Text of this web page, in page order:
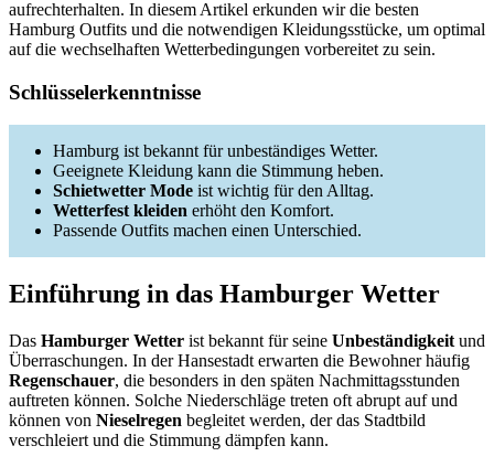
aufrechterhalten. In diesem Artikel erkunden wir die besten
Hamburg Outfits und die notwendigen Kleidungsstücke, um optimal
auf die wechselhaften Wetterbedingungen vorbereitet zu sein.
Schlüsselerkenntnisse
Hamburg ist bekannt für unbeständiges Wetter.
Geeignete Kleidung kann die Stimmung heben.
Schietwetter Mode ist wichtig für den Alltag.
Wetterfest kleiden erhöht den Komfort.
Passende Outfits machen einen Unterschied.
Einführung in das Hamburger Wetter
Das Hamburger Wetter ist bekannt für seine Unbeständigkeit und
Überraschungen. In der Hansestadt erwarten die Bewohner häufig
Regenschauer, die besonders in den späten Nachmittagsstunden
auftreten können. Solche Niederschläge treten oft abrupt auf und
können von Nieselregen begleitet werden, der das Stadtbild
verschleiert und die Stimmung dämpfen kann.